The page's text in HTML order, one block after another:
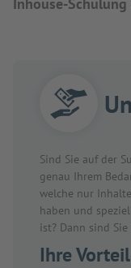
Sind Sie auf der
genau Ihrem
welche nur
haben und
ist? Dann sind
Ihre